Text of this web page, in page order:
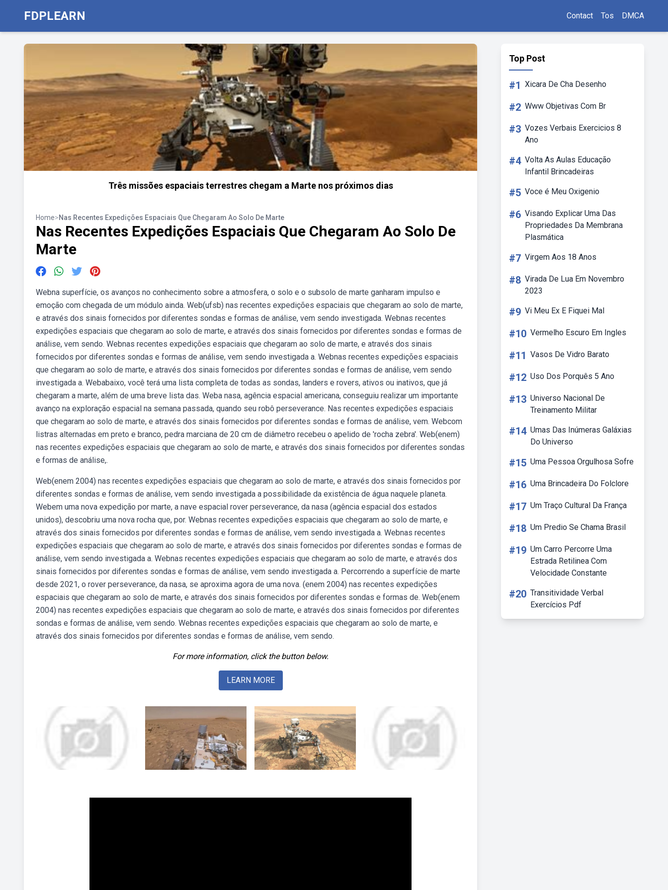
FDPLEARN Contact Tos DMCA
Três missões espaciais terrestres chegam a Marte nos próximos dias
Home>Nas Recentes Expedições Espaciais Que Chegaram Ao Solo De Marte
Nas Recentes Expedições Espaciais Que Chegaram Ao Solo De
Marte
Webna superfície, os avanços no conhecimento sobre a atmosfera, o solo e o subsolo de marte ganharam impulso e
emoção com chegada de um módulo ainda. Web(ufsb) nas recentes expedições espaciais que chegaram ao solo de marte,
e através dos sinais fornecidos por diferentes sondas e formas de análise, vem sendo investigada. Webnas recentes
expedições espaciais que chegaram ao solo de marte, e através dos sinais fornecidos por diferentes sondas e formas de
análise, vem sendo. Webnas recentes expedições espaciais que chegaram ao solo de marte, e através dos sinais
fornecidos por diferentes sondas e formas de análise, vem sendo investigada a. Webnas recentes expedições espaciais
que chegaram ao solo de marte, e através dos sinais fornecidos por diferentes sondas e formas de análise, vem sendo
investigada a. Webabaixo, você terá uma lista completa de todas as sondas, landers e rovers, ativos ou inativos, que já
chegaram a marte, além de uma breve lista das. Weba nasa, agência espacial americana, conseguiu realizar um importante
avanço na exploração espacial na semana passada, quando seu robô perseverance. Nas recentes expedições espaciais
que chegaram ao solo de marte, e através dos sinais fornecidos por diferentes sondas e formas de análise, vem. Webcom
listras alternadas em preto e branco, pedra marciana de 20 cm de diâmetro recebeu o apelido de 'rocha zebra'. Web(enem)
nas recentes expedições espaciais que chegaram ao solo de marte, e através dos sinais fornecidos por diferentes sondas
e formas de análise,.
Web(enem 2004) nas recentes expedições espaciais que chegaram ao solo de marte, e através dos sinais fornecidos por
diferentes sondas e formas de análise, vem sendo investigada a possibilidade da existência de água naquele planeta.
Webem uma nova expedição por marte, a nave espacial rover perseverance, da nasa (agência espacial dos estados
unidos), descobriu uma nova rocha que, por. Webnas recentes expedições espaciais que chegaram ao solo de marte, e
através dos sinais fornecidos por diferentes sondas e formas de análise, vem sendo investigada a. Webnas recentes
expedições espaciais que chegaram ao solo de marte, e através dos sinais fornecidos por diferentes sondas e formas de
análise, vem sendo investigada a. Webnas recentes expedições espaciais que chegaram ao solo de marte, e através dos
sinais fornecidos por diferentes sondas e formas de análise, vem sendo investigada a. Percorrendo a superfície de marte
desde 2021, o rover perseverance, da nasa, se aproxima agora de uma nova. (enem 2004) nas recentes expedições
espaciais que chegaram ao solo de marte, e através dos sinais fornecidos por diferentes sondas e formas de. Web(enem
2004) nas recentes expedições espaciais que chegaram ao solo de marte, e através dos sinais fornecidos por diferentes
sondas e formas de análise, vem sendo. Webnas recentes expedições espaciais que chegaram ao solo de marte, e
através dos sinais fornecidos por diferentes sondas e formas de análise, vem sendo.
For more information, click the button below.
LEARN MORE
Top Post
#1 Xicara De Cha Desenho
#2 Www Objetivas Com Br
#3 Vozes Verbais Exercicios 8
Ano
#4 Volta As Aulas Educação
Infantil Brincadeiras
#5 Voce é Meu Oxigenio
#6 Visando Explicar Uma Das
Propriedades Da Membrana
Plasmática
#7 Virgem Aos 18 Anos
#8 Virada De Lua Em Novembro
2023
#9 Vi Meu Ex E Fiquei Mal
#10 Vermelho Escuro Em Ingles
#11 Vasos De Vidro Barato
#12 Uso Dos Porquês 5 Ano
#13 Universo Nacional De
Treinamento Militar
#14 Umas Das Inúmeras Galáxias
Do Universo
#15 Uma Pessoa Orgulhosa Sofre
#16 Uma Brincadeira Do Folclore
#17 Um Traço Cultural Da França
#18 Um Predio Se Chama Brasil
#19 Um Carro Percorre Uma
Estrada Retilinea Com
Velocidade Constante
#20 Transitividade Verbal
Exercícios Pdf